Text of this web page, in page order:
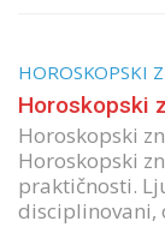
HOROSKOPSKI
Horoskopski
Horoskopski
Horoskopski
praktičnosti.
disciplinovani,